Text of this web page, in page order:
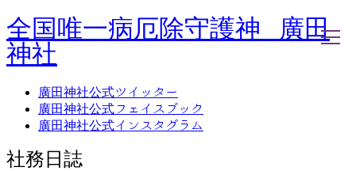
全国唯一病厄除守護神 廣田
神社
ホーム
社務日誌
お知らせ
廣田神社について
廣田神社公式ツイッター
廣田神社公式フェイスブック
廣田神社公式インスタグラム
社務日誌